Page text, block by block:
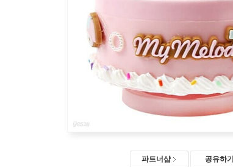
파트너샵 공유하기